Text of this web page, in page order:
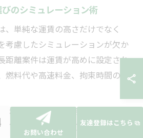
のシミュレーション術
、単純な運賃の高さだけでなく
考慮したシミュレーションが欠か
距離案件は運賃が高めに設定され
燃料代や高速料金、拘束時間の増
ツは、1件あたりの手取り額だけで
1日あたり」の実質収入を比較す
お問い合わせ
友達登録はこちら